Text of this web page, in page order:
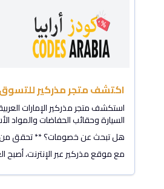
اكتشف متجر مذركير للتسوق
استكشف متجر مذركير الإمارات
السيارة وحقائب الحفاضات
هل تبحث عن خصومات؟ ** تحقق من
مع موقع مذركير عبر الإنترنت،